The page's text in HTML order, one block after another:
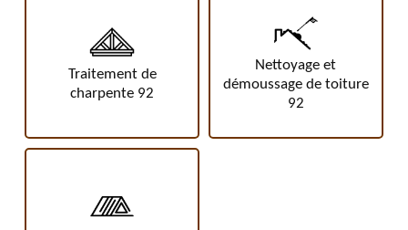
Traitement de
charpente 92
Nettoyage et
démoussage de toiture
92